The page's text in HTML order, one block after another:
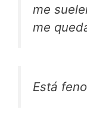
me
me
Está